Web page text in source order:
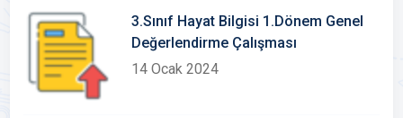
3.Sınıf Hayat Bilgisi 1.Dönem Genel
Değerlendirme Çalışması
14 Ocak 2024